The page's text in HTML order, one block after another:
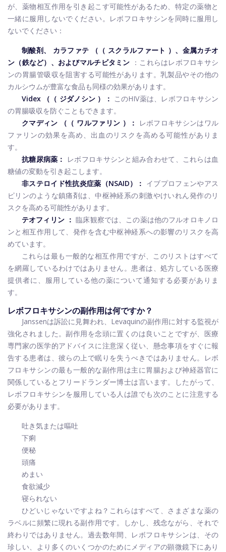
が、薬物相互作用を引き起こす可能性があるため、特定の薬物と
一緒に服用しないでください。レボフロキサシンを同時に服用し
ないでください：
制酸剤、 カラファテ （（ スクラルファート ）、金属カチオ
ン（鉄など）、およびマルチビタミン ：これらはレボフロキサシ
ンの胃腸管吸収を阻害する可能性があります。乳製品やその他の
カルシウムが豊富な食品も同様の効果があります。
Videx
（（ ジダノシン ）： このHIV薬は、レボフロキサシン
の胃腸吸収を防ぐこともできます。
クマディン
（（ ワルファリン ）：
レボフロキサシンはワル
ファリンの効果を高め、出血のリスクを高める可能性がありま
す。
抗糖尿病薬：
レボフロキサシンと組み合わせて、これらは血
糖値の変動を引き起こします。
非ステロイド性抗炎症薬（NSAID）： イブプロフェンやアス
ピリンのような鎮痛剤は、中枢神経系の刺激やけいれん発作のリ
スクを高める可能性があります。
テオフィリン ： 臨床観察では、この薬は他のフルオロキノロ
ンと相互作用して、発作を含む中枢神経系への影響のリスクを高
めています。
これらは最も一般的な相互作用ですが、このリストはすべて
を網羅しているわけではありません。患者は、処方している医療
提供者に、服用している他の薬について通知する必要がありま
す。
レボフロキサシンの副作用は何ですか？
Janssenは訴訟に見舞われ、Levaquinの副作用に対する監視が
強化されました。副作用を念頭に置くのは良いことですが、医療
専門家の医学的アドバイスに注意深く従い、懸念事項をすぐに報
告する患者は、彼らの上で眠りを失うべきではありません。レボ
フロキサシンの最も一般的な副作用は主に胃腸および神経器官に
関係しているとフリードランダー博士は言います。したがって、
レボフロキサシンを服用している人は誰でも次のことに注意する
必要があります。
吐き気または嘔吐
下痢
便秘
頭痛
めまい
食欲減少
寝られない
ひどいじゃないですよね？これらはすべて、さまざまな薬の
ラベルに頻繁に現れる副作用です。しかし、残念ながら、それで
終わりではありません。過去数年間、レボフロキサシンは、その
珍しい、より多くのいくつかのためにメディアの顕微鏡下にあり